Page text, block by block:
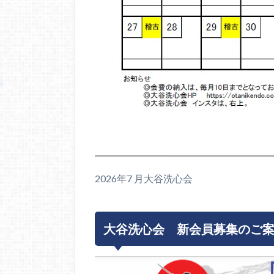
2026年7 月大谷洗心会
大谷洗心会 新会員募集のご